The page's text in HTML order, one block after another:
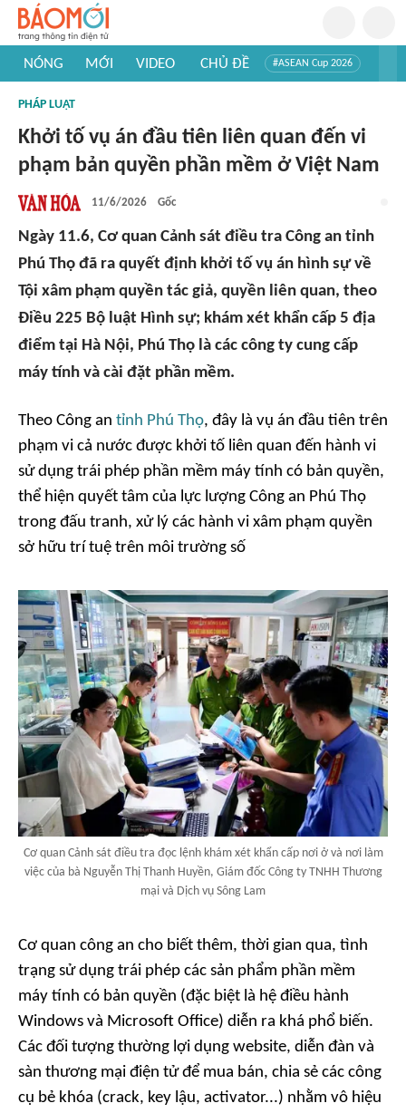
NÓNG MỚI VIDEO CHỦ ĐỀ #ASEAN Cup 2026
#Khám phá thế giới
PHÁP LUẬT
Khởi tố vụ án đầu tiên liên quan đến vi
phạm bản quyền phần mềm ở Việt Nam
11/6/2026 Gốc
Ngày 11.6, Cơ quan Cảnh sát điều tra Công an tỉnh
Phú Thọ đã ra quyết định khởi tố vụ án hình sự về
Tội xâm phạm quyền tác giả, quyền liên quan, theo
Điều 225 Bộ luật Hình sự; khám xét khẩn cấp 5 địa
điểm tại Hà Nội, Phú Thọ là các công ty cung cấp
máy tính và cài đặt phần mềm.
Theo Công an tỉnh Phú Thọ, đây là vụ án đầu tiên trên
phạm vi cả nước được khởi tố liên quan đến hành vi
sử dụng trái phép phần mềm máy tính có bản quyền,
thể hiện quyết tâm của lực lượng Công an Phú Thọ
trong đấu tranh, xử lý các hành vi xâm phạm quyền
sở hữu trí tuệ trên môi trường số
Cơ quan Cảnh sát điều tra đọc lệnh khám xét khẩn cấp nơi ở và nơi làm
việc của bà Nguyễn Thị Thanh Huyền, Giám đốc Công ty TNHH Thương
mại và Dịch vụ Sông Lam
Cơ quan công an cho biết thêm, thời gian qua, tình
trạng sử dụng trái phép các sản phẩm phần mềm
máy tính có bản quyền (đặc biệt là hệ điều hành
Windows và Microsoft Office) diễn ra khá phổ biến.
Các đối tượng thường lợi dụng website, diễn đàn và
sàn thương mại điện tử để mua bán, chia sẻ các công
cụ bẻ khóa (crack, key lậu, activator...) nhằm vô hiệu